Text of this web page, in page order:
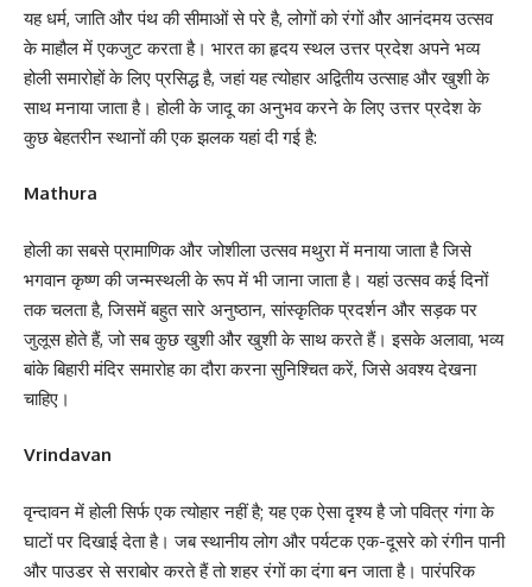
यह धर्म, जाति और पंथ की सीमाओं से परे है, लोगों को रंगों और आनंदमय उत्सव
के माहौल में एकजुट करता है। भारत का हृदय स्थल उत्तर प्रदेश अपने भव्य
होली समारोहों के लिए प्रसिद्ध है, जहां यह त्योहार अद्वितीय उत्साह और खुशी के
साथ मनाया जाता है। होली के जादू का अनुभव करने के लिए उत्तर प्रदेश के
कुछ बेहतरीन स्थानों की एक झलक यहां दी गई है:
Mathura
होली का सबसे प्रामाणिक और जोशीला उत्सव मथुरा में मनाया जाता है जिसे
भगवान कृष्ण की जन्मस्थली के रूप में भी जाना जाता है। यहां उत्सव कई दिनों
तक चलता है, जिसमें बहुत सारे अनुष्ठान, सांस्कृतिक प्रदर्शन और सड़क पर
जुलूस होते हैं, जो सब कुछ खुशी और खुशी के साथ करते हैं। इसके अलावा, भव्य
बांके बिहारी मंदिर समारोह का दौरा करना सुनिश्चित करें, जिसे अवश्य देखना
चाहिए।
Vrindavan
वृन्दावन में होली सिर्फ एक त्योहार नहीं है; यह एक ऐसा दृश्य है जो पवित्र गंगा के
घाटों पर दिखाई देता है। जब स्थानीय लोग और पर्यटक एक-दूसरे को रंगीन पानी
और पाउडर से सराबोर करते हैं तो शहर रंगों का दंगा बन जाता है। पारंपरिक